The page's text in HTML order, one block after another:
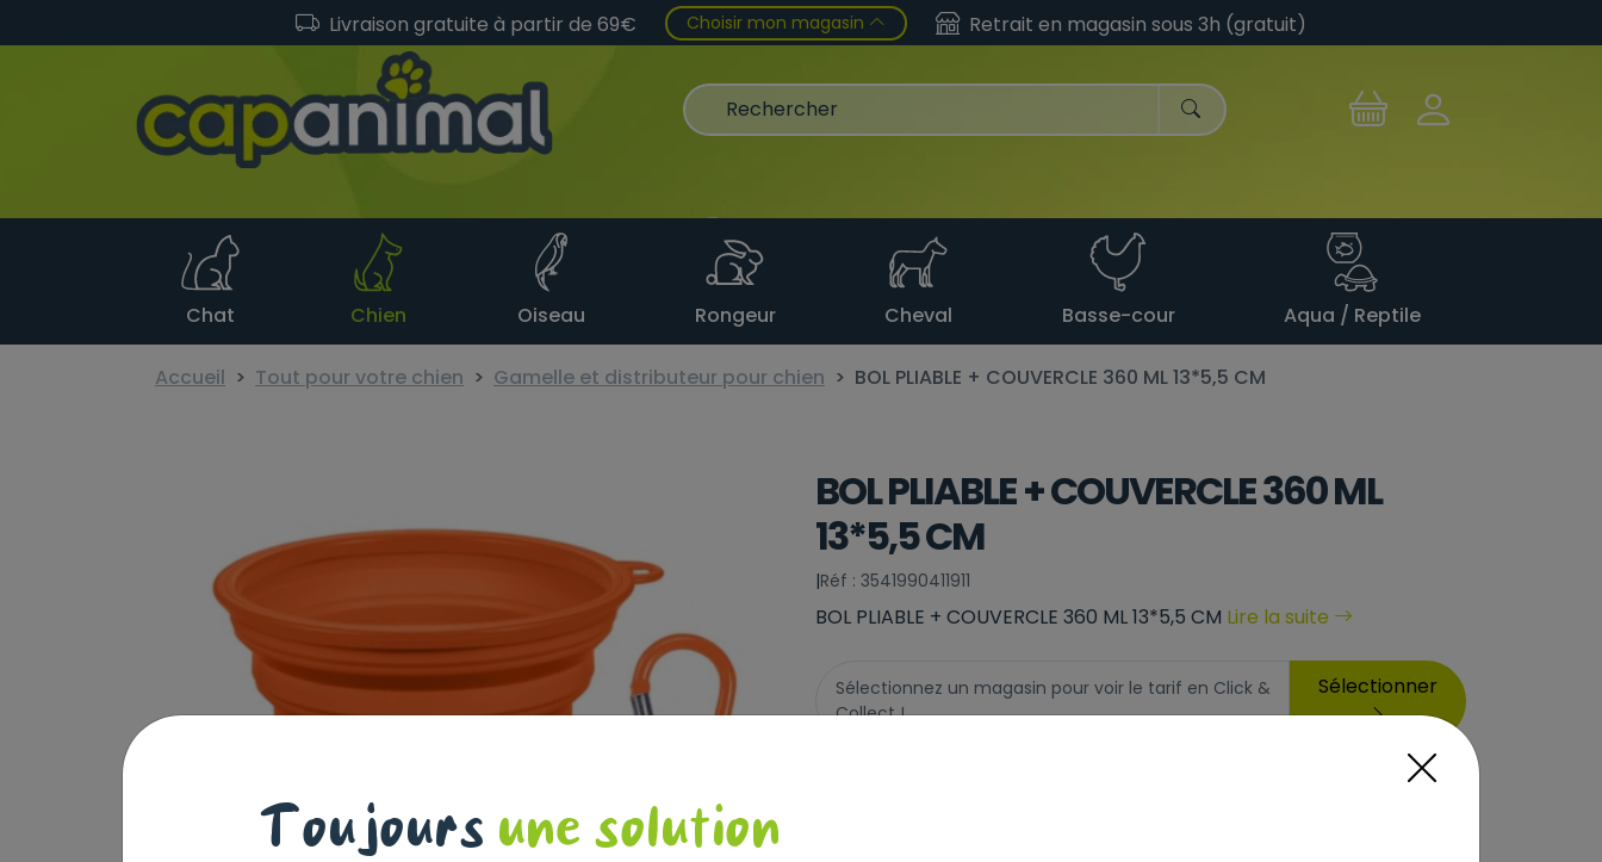
Livraison gratuite à partir de 69€ Choisir mon magasin Retrait en magasin sous 3h (gratuit)
Chat Chien Oiseau Rongeur Cheval Basse-cour Aqua / Reptile
Accueil Tout pour votre chien Gamelle et distributeur pour chien BOL PLIABLE + COUVERCLE 360 ML 13*5,5 CM
BOL PLIABLE + COUVERCLE 360 ML
13*5,5 CM
|Réf : 3541990411911
BOL PLIABLE + COUVERCLE 360 ML 13*5,5 CM Lire la suite
Sélectionnez un magasin pour voir le tarif en Click &
Collect !
Sélectionner
Toujours une solution